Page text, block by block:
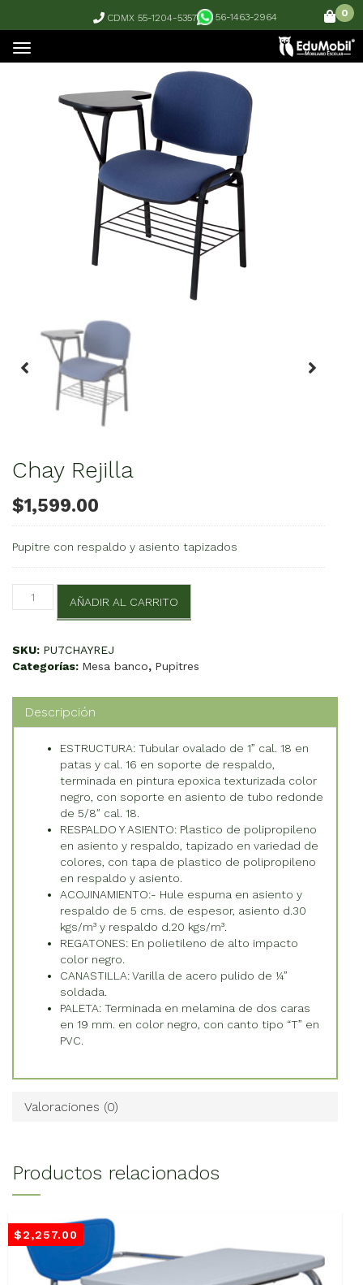
CDMX 55-1204-5357 56-1463-2964 0
Chay Rejilla
$1,599.00
Pupitre con respaldo y asiento tapizados
Chay
cantidad
AÑADIR AL CARRITO
SKU: PU7CHAYREJ
Categorías: Mesa banco, Pupitres
Descripción
ESTRUCTURA: Tubular ovalado de 1” cal. 18 en
patas y cal. 16 en soporte de respaldo,
terminada en pintura epoxica texturizada color
negro, con soporte en asiento de tubo redonde
de 5/8″ cal. 18.
RESPALDO Y ASIENTO: Plastico de polipropileno
en asiento y respaldo, tapizado en variedad de
colores, con tapa de plastico de polipropileno
en respaldo y asiento.
ACOJINAMIENTO:- Hule espuma en asiento y
respaldo de 5 cms. de espesor, asiento d.30
kgs/m³ y respaldo d.20 kgs/m³.
REGATONES: En polietileno de alto impacto
color negro.
CANASTILLA: Varilla de acero pulido de ¼”
soldada.
PALETA: Terminada en melamina de dos caras
en 19 mm. en color negro, con canto tipo “T” en
PVC.
Valoraciones (0)
Productos relacionados
$2,257.00